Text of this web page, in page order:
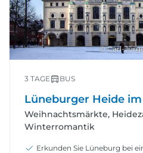
© Carl-
3 TAGE BUS
Lüneburger Heide
Weihnachtsmärkte,
Winterromantik
Erkunden Sie Lüneburg bei